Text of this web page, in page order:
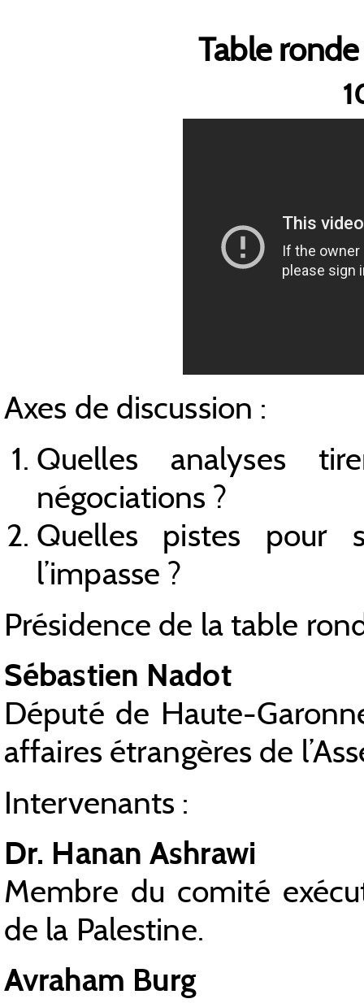
Table
Axes de discussion :
Quelles analyses
négociations ?
Quelles pistes pour
l’impasse ?
Présidence de la table
Sébastien Nadot
Député de Haute-
affaires étrangères de
Intervenants :
Dr. Hanan Ashrawi
Membre du comité
de la Palestine.
Avraham Burg